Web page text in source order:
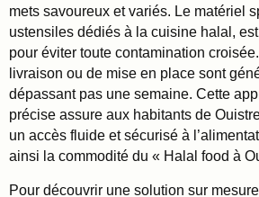
mets savoureux et variés. Le matériel
ustensiles dédiés à la cuisine halal,
pour éviter toute contamination
livraison ou de mise en place sont
dépassant pas une semaine. Cette
précise assure aux habitants de
un accès fluide et sécurisé à
ainsi la commodité du « Halal food à
Pour découvrir une solution sur